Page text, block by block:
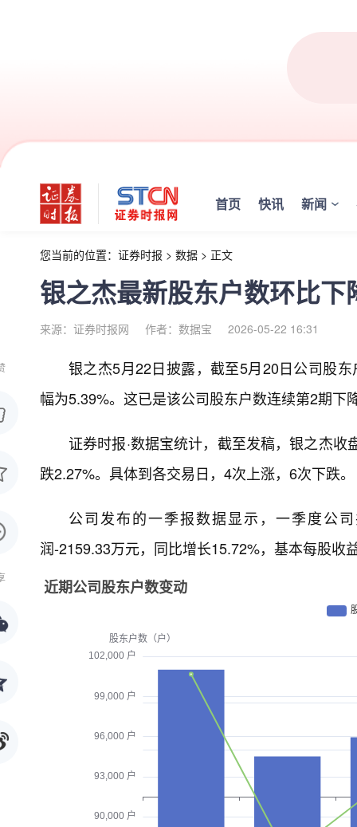
首页 快讯 新闻
您当前的位置： 证券时报 > 数据 > 正文
银之杰最新股东户数环比下
来源：证券时报网 作者：数据宝 2026-05-22 16:31
银之杰5月22日披露，截至5月20日公司股
幅为5.39%。这已是该公司股东户数连续第2期下
证券时报·数据宝统计，截至发稿，银之杰
跌2.27%。具体到各交易日，4次上涨，6次下跌。
公司发布的一季报数据显示，一季度公
润-2159.33万元，同比增长15.72%，基本每股收